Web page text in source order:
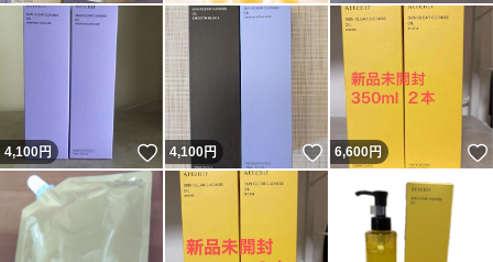
4,100円 いいね！
4,100円 いいね！
6,600円